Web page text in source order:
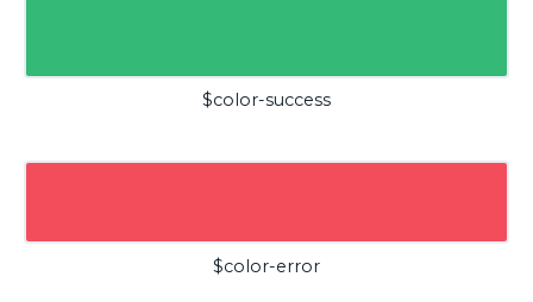
$color-success
$color-error